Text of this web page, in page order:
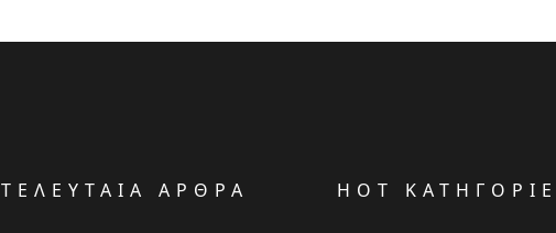
ΤΕΛΕΥΤΑΙΑ ΑΡΘΡΑ HOT